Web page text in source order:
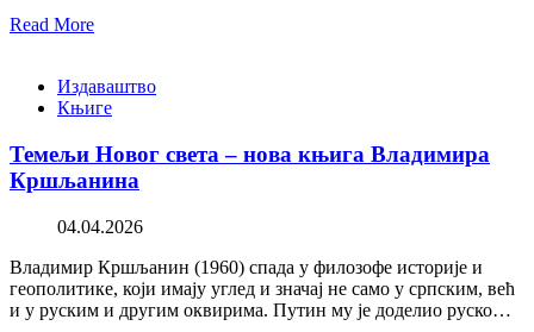
Read More
Издаваштво
Књиге
Темељи Новог света – нова књига Владимира
Кршљанина
04.04.2026
Владимир Кршљанин (1960) спада у филозофе историје и
геополитике, који имају углед и значај не само у српским, већ
и у руским и другим оквирима. Путин му је доделио руско…